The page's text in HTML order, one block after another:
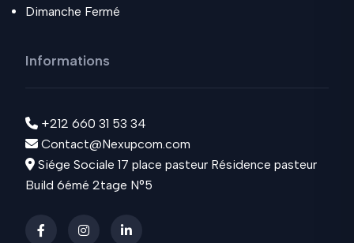
Dimanche Fermé
Informations
+212 660 31 53 34
Contact@Nexupcom.com
Siége Sociale 17 place pasteur Résidence pasteur
Build 6émé 2tage N°5